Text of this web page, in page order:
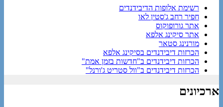
רשימת אלופות הדיבידנדים
חפיר רחב ג'סטין לאו
אתר גורופוקוס
אתר סיקינג אלפא
מורנינג סטאר
הכרזות דיבידנדים בסיקינג אלפא
הכרזות דיבידנדים ב"חדשות בזמן אמת"
הכרזות דיבידנדים ב"וול סטריט ג'ורנל"
ארכיונים